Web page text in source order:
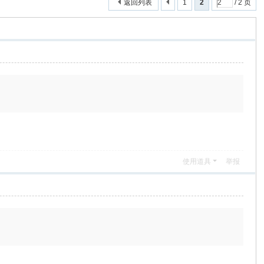
1 2 / 2 页
返回列表
使用道具 举报